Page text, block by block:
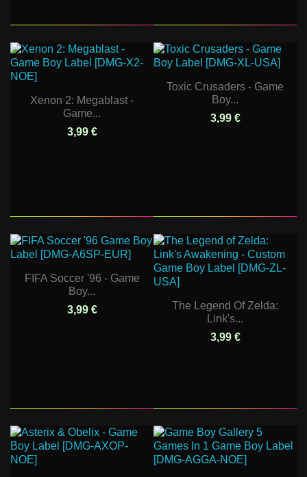
Xenon 2: Megablast -
Game...
3,99 €
Toxic Crusaders - Game
Boy...
3,99 €
FIFA Soccer '96 - Game
Boy...
3,99 €
The Legend Of Zelda:
Link's...
3,99 €